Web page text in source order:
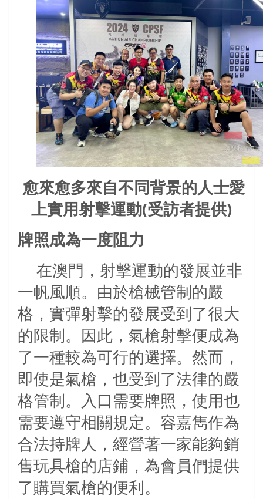
愈來愈多來自不同背景的人士愛
上實用射擊運動(受訪者提供)
牌照成為一度阻力
在澳門，射擊運動的發展並非
一帆風順。由於槍械管制的嚴
格，實彈射擊的發展受到了很大
的限制。因此，氣槍射擊便成為
了一種較為可行的選擇。然而，
即使是氣槍，也受到了法律的嚴
格管制。入口需要牌照，使用也
需要遵守相關規定。容嘉雋作為
合法持牌人，經營著一家能夠銷
售玩具槍的店鋪，為會員們提供
了購買氣槍的便利。